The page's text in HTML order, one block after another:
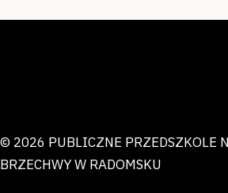
© 2026 PUBLICZNE PRZEDSZKOLE
BRZECHWY W RADOMSKU